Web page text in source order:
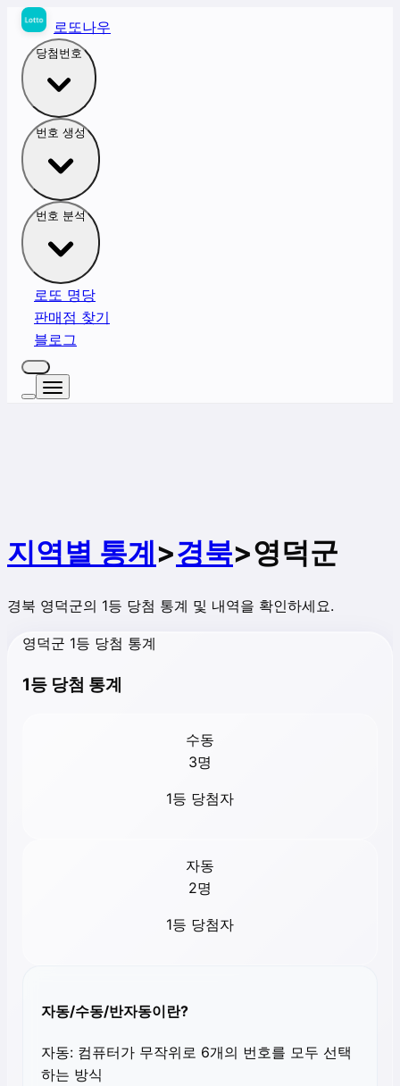
로또나우
당첨번호
번호 생성
번호 분석
로또 명당
판매점 찾기
블로그
지역별 통계>경북>영덕군
경북 영덕군의 1등 당첨 통계 및 내역을 확인하세요.
영덕군 1등 당첨 통계
1등 당첨 통계
수동
3명
1등 당첨자
자동
2명
1등 당첨자
자동/수동/반자동이란?
자동: 컴퓨터가 무작위로 6개의 번호를 모두 선택
하는 방식